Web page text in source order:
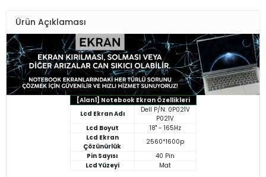
Ürün Açıklaması
[Alan1] Notebook Ekran Özellikleri
Lcd Ekran Adı
Dell P/N: 0P021V
P021V
Lcd Boyut
18" - 165Hz
Lcd Ekran
Çözünürlük
2560*1600p
Pin Sayısı
40 Pin
Lcd Yüzeyi
Mat